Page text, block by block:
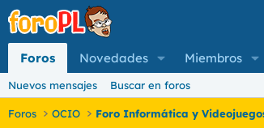
Foros Novedades Miembros
Nuevos mensajes Buscar en foros
Foros OCIO Foro Informática y